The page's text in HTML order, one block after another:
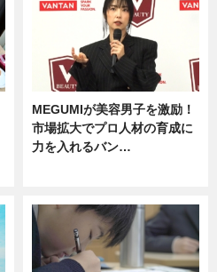
MEGUMIが美容男子を激励！
市場拡大でプロ人材の育成に
力を入れるバン…